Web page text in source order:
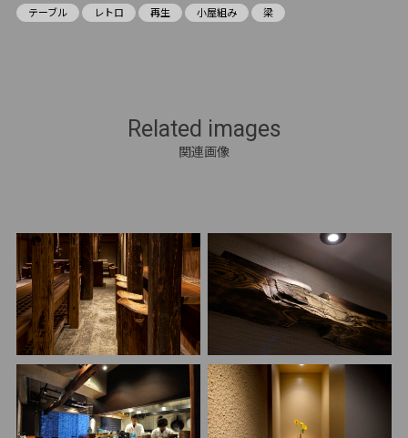
テーブル レトロ 再生 小屋組み 梁
Related images
関連画像